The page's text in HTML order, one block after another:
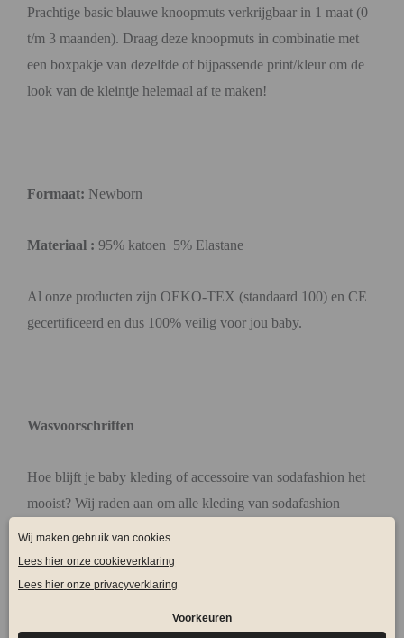
Prachtige basic blauwe knoopmuts verkrijgbaar in 1 maat (0
t/m 3 maanden). Draag deze knoopmuts in combinatie met
een boxpakje van dezelfde of bijpassende print/kleur om de
look van de kleintje helemaal af te maken!
Formaat: Newborn
Materiaal : 95% katoen 5% Elastane
Al onze producten zijn OEKO-TEX (standaard 100) en CE
gecertificeerd en dus 100% veilig voor jou baby.
Wasvoorschriften
Hoe blijft je baby kleding of accessoire van sodafashion het
mooist? Wij raden aan om alle kleding van sodafashion
droger, anders is er kans dat de kleding krimp en jou kleintje
het niet meer aan kan en dat is natuurlijk zonde.